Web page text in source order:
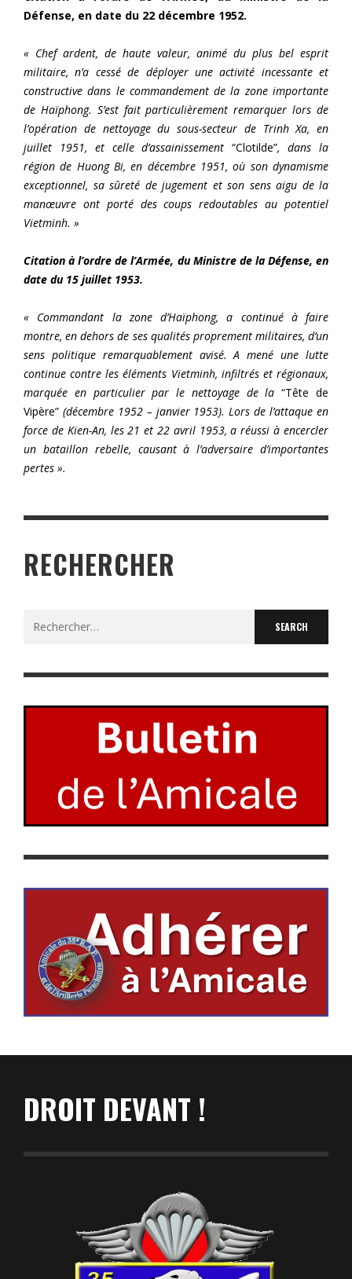
Défense, en date du 22 décembre 1952.
« Chef ardent, de haute valeur, animé du plus bel esprit
militaire, n’a cessé de déployer une activité incessante et
constructive dans le commandement de la zone importante
de Haïphong. S’est fait particulièrement remarquer lors de
l’opération de nettoyage du sous-secteur de Trinh Xa, en
juillet 1951, et celle d’assainissement“Clotilde”, dans la
région de Huong Bi, en décembre 1951, où son dynamisme
exceptionnel, sa sûreté de jugement et son sens aigu de la
manœuvre ont porté des coups redoutables au potentiel
Vietminh. »
Citation à l’ordre de l’Armée, du Ministre de la Défense, en
date du 15 juillet 1953.
« Commandant la zone d’Haïphong, a continué à faire
montre, en dehors de ses qualités proprement militaires, d’un
sens politique remarquablement avisé. A mené une lutte
continue contre les éléments Vietminh, infiltrés et régionaux,
marquée en particulier par le nettoyage de la“Tête de
Vipère” (décembre 1952 – janvier 1953). Lors de l’attaque en
force de Kien-An, les 21 et 22 avril 1953, a réussi à encercler
un bataillon rebelle, causant à l’adversaire d’importantes
pertes ».
RECHERCHER
DROIT DEVANT !